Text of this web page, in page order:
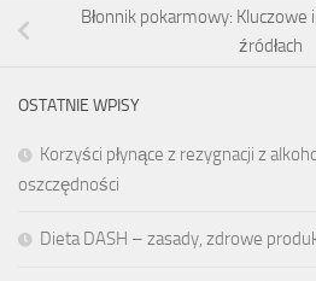
Błonnik pokarmowy: Kluczowe
źródłach
OSTATNIE WPISY
Korzyści płynące z rezygnacji z
oszczędności
Dieta DASH – zasady, zdrowe